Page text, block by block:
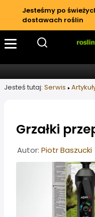
Jesteśmy po
dostawach roślin
Jesteś tutaj: Serwis
Grzałki
Informacje o artykule
Autor: Piotr Baszucki